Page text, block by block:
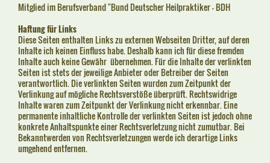
Mitglied im Berufsverband "Bund Deutscher Heilpraktiker - BDH
Haftung für Links
Diese Seiten enthalten Links zu externen Webseiten Dritter, auf deren
Inhalte ich keinen Einfluss habe. Deshalb kann ich für diese fremden
Inhalte auch keine Gewähr übernehmen. Für die Inhalte der verlinkten
Seiten ist stets der jeweilige Anbieter oder Betreiber der Seiten
verantwortlich. Die verlinkten Seiten wurden zum Zeitpunkt der
Verlinkung auf mögliche Rechtsverstöße überprüft. Rechtswidrige
Inhalte waren zum Zeitpunkt der Verlinkung nicht erkennbar. Eine
permanente inhaltliche Kontrolle der verlinkten Seiten ist jedoch ohne
konkrete Anhaltspunkte einer Rechtsverletzung nicht zumutbar. Bei
Bekanntwerden von Rechtsverletzungen werde ich derartige Links
umgehend entfernen.